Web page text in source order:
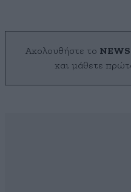
Ακολουθήστε το
και μάθετε